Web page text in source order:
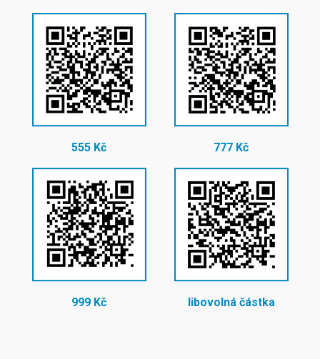
555 Kč 777 Kč
999 Kč libovolná částka